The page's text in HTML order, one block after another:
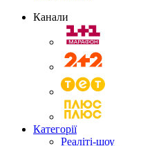
Канали
Категорії
Реаліті-шоу